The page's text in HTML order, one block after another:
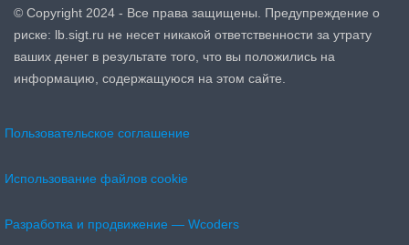
© Copyright 2024 - Все права защищены. Предупреждение о
риске: lb.sigt.ru не несет никакой ответственности за утрату
ваших денег в результате того, что вы положились на
информацию, содержащуюся на этом сайте.
Пользовательское соглашение
Использование файлов cookie
Разработка и продвижение — Wcoders